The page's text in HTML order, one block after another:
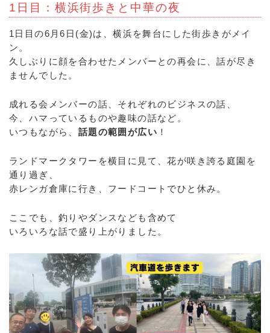
1日目：横浜街歩きと中華の夜
1日目の6月6日(金)は、横浜を舞台にした街歩きがメイ
ン。
久しぶりに顔を合わせたメンバーとの再会に、話が尽き
ませんでした。
成れる会メンバーの話、それぞれのビジネスの話、
今、ハマっているものや趣味の話など。
いつもながら、 話題の範囲が広い ！
ランドマークタワーを横目に見て、花が咲き誇る庭園を
通り過ぎ、
赤レンガ倉庫に行き、フードコートでひと休み。
ここでも、釣りやダンスなども含めて
いろいろな話で盛り上がりました。